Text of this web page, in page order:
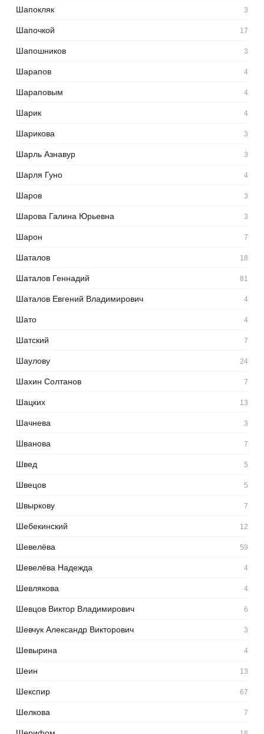
Шапокляк 3
Шапочкой 17
Шапошников 3
Шарапов 4
Шараповым 4
Шарик 4
Шарикова 3
Шарль Азнавур 3
Шарля Гуно 4
Шаров 3
Шарова Галина Юрьевна 3
Шарон 7
Шаталов 18
Шаталов Геннадий 81
Шаталов Евгений Владимирович 4
Шато 4
Шатский 7
Шаулову 24
Шахин Солтанов 7
Шацких 13
Шачнева 3
Шванова 7
Швед 5
Швецов 5
Швыркову 7
Шебекинский 12
Шевелёва 59
Шевелёва Надежда 4
Шевлякова 4
Шевцов Виктор Владимирович 6
Шевчук Александр Викторович 3
Шевырина 4
Шеин 13
Шекспир 67
Шелкова 7